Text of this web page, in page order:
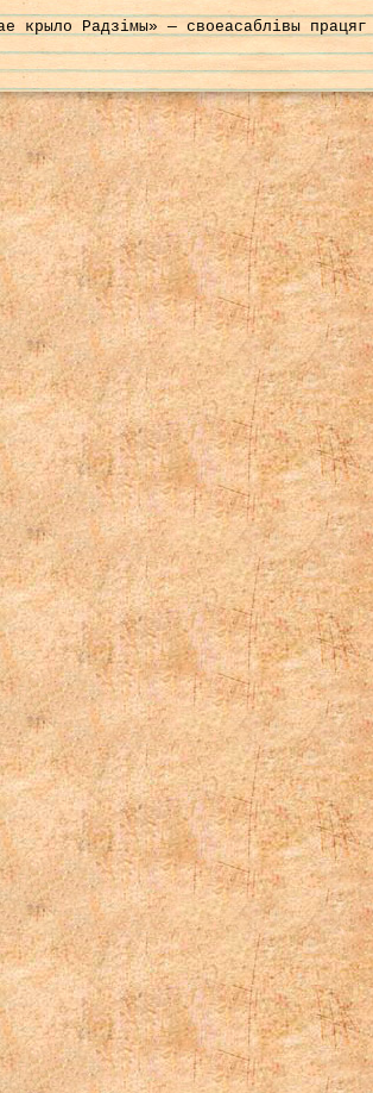
крыло Радзімы» — своеасаблівы працяг